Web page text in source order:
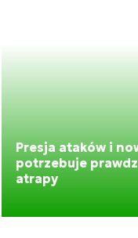
Presja ataków i
potrzebuje
atrapy